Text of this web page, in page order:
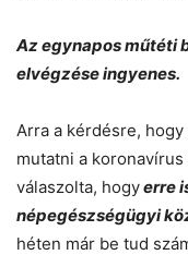
Az egynapos műtéti
elvégzése ingyenes.
Arra a kérdésre,
mutatni a
válaszolta, hogyerre
népegészségügyi
héten már be tud